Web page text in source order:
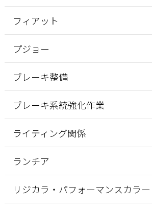
フィアット
プジョー
ブレーキ整備
ブレーキ系統強化作業
ライティング関係
ランチア
リジカラ・パフォーマンスカラー